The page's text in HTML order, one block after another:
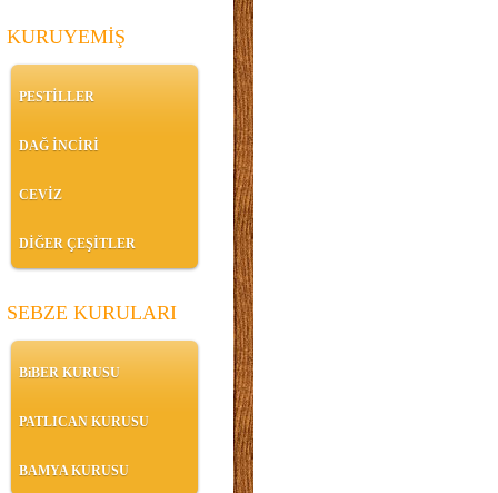
KURUYEMİŞ
PESTİLLER
DAĞ İNCİRİ
CEVİZ
DİĞER ÇEŞİTLER
SEBZE KURULARI
BiBER KURUSU
PATLICAN KURUSU
BAMYA KURUSU